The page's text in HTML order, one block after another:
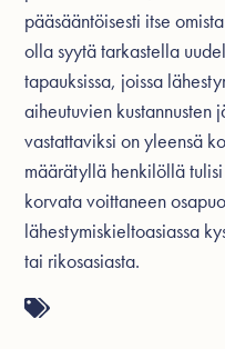
pääsääntöisesti itse
olla syytä tarkastella
tapauksissa, joissa
aiheutuvien kustannusten
vastattaviksi on yleensä
määrätyllä henkilöllä
korvata voittaneen
lähestymiskieltoasiassa
tai rikosasiasta.